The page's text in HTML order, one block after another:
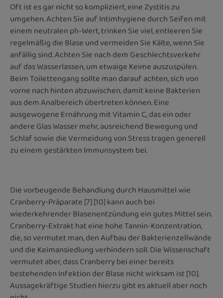
Oft ist es gar nicht so kompliziert, eine Zystitis zu
umgehen. Achten Sie auf Intimhygiene durch Seifen mit
einem neutralen ph-Wert, trinken Sie viel, entleeren Sie
regelmäßig die Blase und vermeiden Sie Kälte, wenn Sie
anfällig sind. Achten Sie nach dem Geschlechtsverkehr
auf das Wasserlassen, um etwaige Keime auszuspülen.
Beim Toilettengang sollte man darauf achten, sich von
vorne nach hinten abzuwischen, damit keine Bakterien
aus dem Analbereich übertreten können. Eine
ausgewogene Ernährung mit Vitamin C, das ein oder
andere Glas Wasser mehr, ausreichend Bewegung und
Schlaf sowie die Vermei­dung von Stress tragen generell
zu einem gestärkten Immun­system bei.
Die vorbeugende Behandlung durch Hausmittel wie
Cranberry-Präparate [7] [10] kann auch bei
wiederkehrender Blasenentzündung ein gutes Mittel sein.
Cranberry-Extrakt hat eine hohe Tannin-Konzentration,
die, so vermutet man, den Aufbau der Bakterienzellwände
und die Keimansiedlung verhindern soll. Die Wissenschaft
vermutet aber, dass Cranberry bei einer bereits
bestehenden Infektion der Blase nicht wirksam ist [10].
Aussagekräftige Studien hierzu gibt es aktuell aber noch